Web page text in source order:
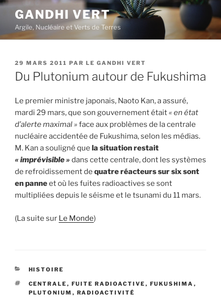
Aller
contenu
principal
GANDHI VERT
Argile, Nucléaire et Verts de Terres
PUBLIÉ
LE
29 MARS 2011 PAR LE GANDHI VERT
Du Plutonium autour de Fukushima
Le premier ministre japonais, Naoto Kan, a assuré,
mardi 29 mars, que son gouvernement était« en état
d’alerte maximal » face aux problèmes de la centrale
nucléaire accidentée de Fukushima, selon les médias.
M. Kan a souligné que la situation restait
« imprévisible » dans cette centrale, dont les systèmes
de refroidissement de quatre réacteurs sur six sont
en panneet où les fuites radioactives se sont
multipliées depuis le séisme et le tsunami du 11 mars.
(La suite sur Le Monde)
CATÉGORIES
HISTOIRE
ÉTIQUETTES
CENTRALE , FUITE RADIOACTIVE , FUKUSHIMA ,
PLUTONIUM , RADIOACTIVITÉ